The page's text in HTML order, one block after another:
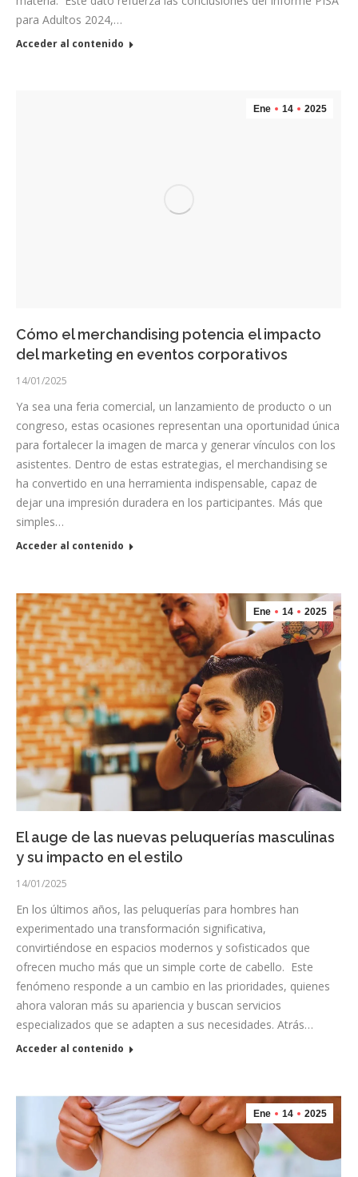
para Adultos 2024,…
Acceder al contenido
Ene 14 2025
Cómo el merchandising potencia el impacto
del marketing en eventos corporativos
14/01/2025
Ya sea una feria comercial, un lanzamiento de producto o un
congreso, estas ocasiones representan una oportunidad única
para fortalecer la imagen de marca y generar vínculos con los
asistentes. Dentro de estas estrategias, el merchandising se
ha convertido en una herramienta indispensable, capaz de
dejar una impresión duradera en los participantes. Más que
simples…
Acceder al contenido
Ene 14 2025
El auge de las nuevas peluquerías masculinas
y su impacto en el estilo
14/01/2025
En los últimos años, las peluquerías para hombres han
experimentado una transformación significativa,
convirtiéndose en espacios modernos y sofisticados que
ofrecen mucho más que un simple corte de cabello. Este
fenómeno responde a un cambio en las prioridades, quienes
ahora valoran más su apariencia y buscan servicios
especializados que se adapten a sus necesidades. Atrás…
Acceder al contenido
Ene 14 2025